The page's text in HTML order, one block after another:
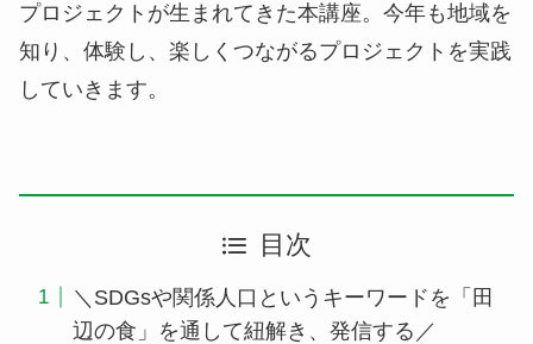
プロジェクトが生まれてきた本講座。今年も地域を
知り、体験し、楽しくつながるプロジェクトを実践
していきます。
目次
＼SDGsや関係人口というキーワードを「田
辺の食」を通して紐解き、発信する／